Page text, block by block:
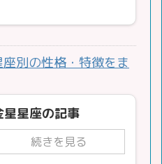
座別の性格・特徴をま
星星座の記事
続きを見る